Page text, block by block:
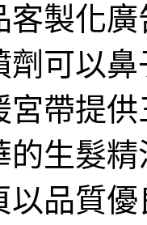
客製化
劑可以
宮帶提
的生髮
以品質